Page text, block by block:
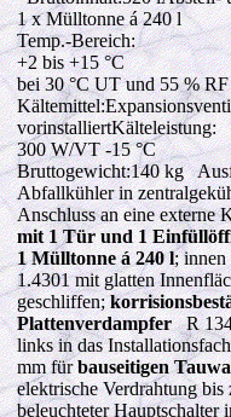
1x Mülltonne á 240 l
Temp.-Bereich:
+2 bis +15 °C
bei 30 °C UT und 55 % RF
vorinstalliertKälteleistung:
300 W/VT -15 °C
Bruttogewicht:140 kg
Abfallkühler in
Anschluss an eine externe
mit 1 Tür und 1
1 Mülltonne á 240 l; innen
1.4301 mit glatten
geschliffen;
PlattenverdampferR 134
links in das
mm fürbauseitigen
elektrische Verdrahtung
beleuchteter Hauptschalter